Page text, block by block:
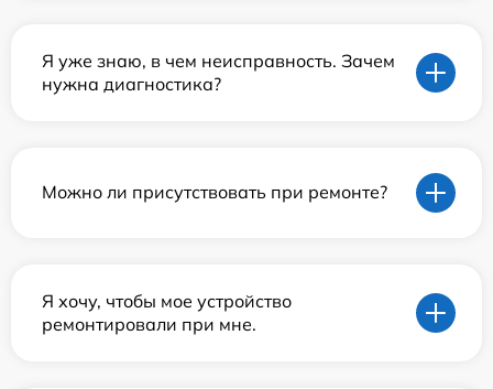
Я уже знаю, в чем неисправность. Зачем
нужна диагностика?
Можно ли присутствовать при ремонте?
Я хочу, чтобы мое устройство
ремонтировали при мне.